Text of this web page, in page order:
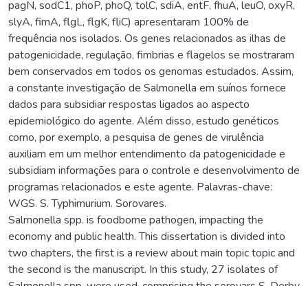
pagN, sodC1, phoP, phoQ, tolC, sdiA, entF, fhuA, leuO, oxyR,
slyA, fimA, flgL, flgK, fliC) apresentaram 100% de
frequência nos isolados. Os genes relacionados as ilhas de
patogenicidade, regulação, fimbrias e flagelos se mostraram
bem conservados em todos os genomas estudados. Assim,
a constante investigação de Salmonella em suínos fornece
dados para subsidiar respostas ligados ao aspecto
epidemiológico do agente. Além disso, estudo genéticos
como, por exemplo, a pesquisa de genes de virulência
auxiliam em um melhor entendimento da patogenicidade e
subsidiam informações para o controle e desenvolvimento de
programas relacionados e este agente. Palavras-chave:
WGS. S. Typhimurium. Sorovares.
Salmonella spp. is foodborne pathogen, impacting the
economy and public health. This dissertation is divided into
two chapters, the first is a review about main topic topic and
the second is the manuscript. In this study, 27 isolates of